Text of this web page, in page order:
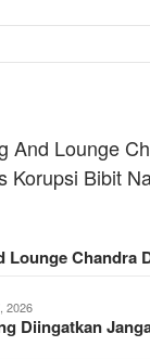
Lounge Chandra
2026
Diingatkan